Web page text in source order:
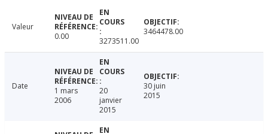
Valeur
0.00
3273511.00
3464478.00
Date
1 mars
2006
20
janvier
2015
30 juin
2015